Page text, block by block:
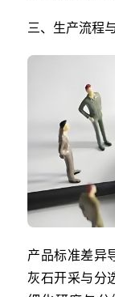
三、生产流程
产品标准差异
灰石开采与分